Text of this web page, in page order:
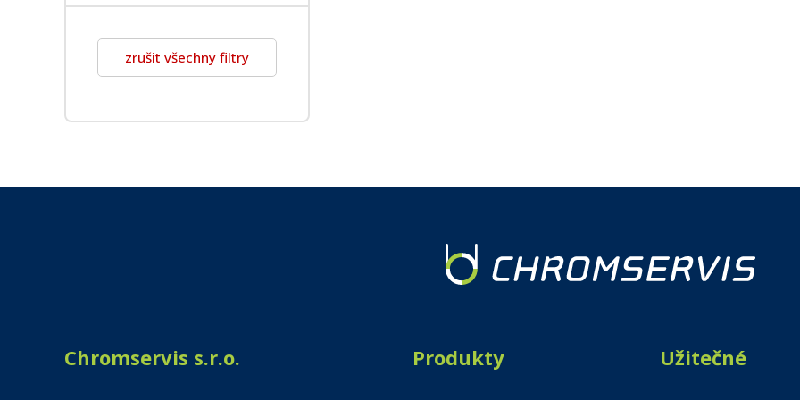
zrušit všechny filtry
Chromservis s.r.o. Produkty Užitečné